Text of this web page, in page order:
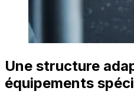
Une structure
équipements